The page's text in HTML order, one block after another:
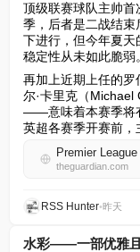
顶级联赛球队主帅
季，后者是二战结
下进行，但今年夏
稳定性从未如此脆弱。
再加上近期上任的
尔·卡里克（
——意味着本赛季将
英超各赛季开赛前，
theguardian.com
RSS Hunter•昨天
水彩——一部优雅